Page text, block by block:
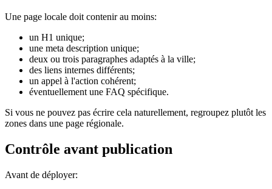
Une page locale doit contenir au moins:
un H1 unique;
une meta description unique;
deux ou trois paragraphes adaptés à la ville;
des liens internes différents;
un appel à l'action cohérent;
éventuellement une FAQ spécifique.
Si vous ne pouvez pas écrire cela naturellement, regroupez plutôt les
zones dans une page régionale.
Contrôle avant publication
Avant de déployer: